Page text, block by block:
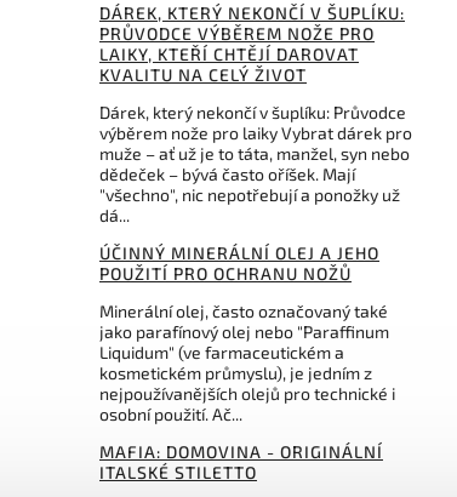
DÁREK, KTERÝ NEKONČÍ V ŠUPLÍKU:
PRŮVODCE VÝBĚREM NOŽE PRO
LAIKY, KTEŘÍ CHTĚJÍ DAROVAT
KVALITU NA CELÝ ŽIVOT
Dárek, který nekončí v šuplíku: Průvodce
výběrem nože pro laiky Vybrat dárek pro
muže – ať už je to táta, manžel, syn nebo
dědeček – bývá často oříšek. Mají
"všechno", nic nepotřebují a ponožky už
dá...
ÚČINNÝ MINERÁLNÍ OLEJ A JEHO
POUŽITÍ PRO OCHRANU NOŽŮ
Minerální olej, často označovaný také
jako parafínový olej nebo "Paraffinum
Liquidum" (ve farmaceutickém a
kosmetickém průmyslu), je jedním z
nejpoužívanějších olejů pro technické i
osobní použití. Ač...
MAFIA: DOMOVINA - ORIGINÁLNÍ
ITALSKÉ STILETTO
Kód:BU97070
Buck Diamond Pocket
Sharpener Kónický -
kombinovaný diamantovy
brousek
Do košíku